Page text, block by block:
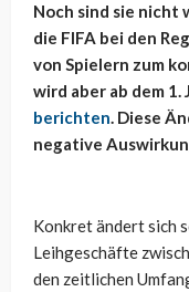
Noch sind sie nicht
die FIFA bei den
von Spielern zum
wird aber ab dem 1.
berichten. Diese
negative
Konkret ändert sich
Leihgeschäfte
den zeitlichen